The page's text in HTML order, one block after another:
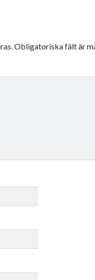
Obligatoriska fält är